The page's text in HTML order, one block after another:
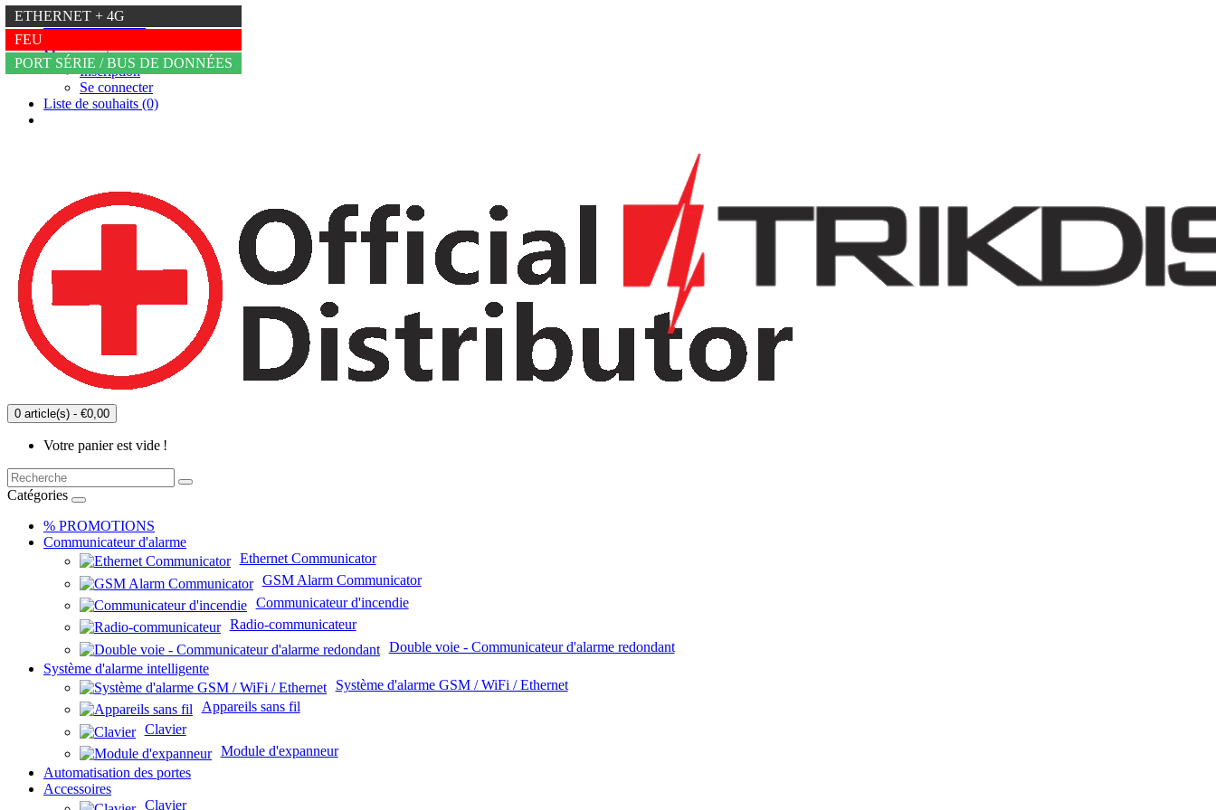
+36 20 234 6667
Mon compte
Inscription
Se connecter
Liste de souhaits (0)
0 article(s) - €0,00
Votre panier est vide !
Catégories
% PROMOTIONS
Communicateur d'alarme
Ethernet Communicator
GSM Alarm Communicator
Communicateur d'incendie
Radio-communicateur
Double voie - Communicateur d'alarme redondant
Système d'alarme intelligente
Système d'alarme GSM / WiFi / Ethernet
Appareils sans fil
Clavier
Module d'expanneur
Automatisation des portes
Accessoires
Clavier
4G
FEU
PORT SÉRIE / BUS DE DONNÉES
ETHERNET + 4G
FEU